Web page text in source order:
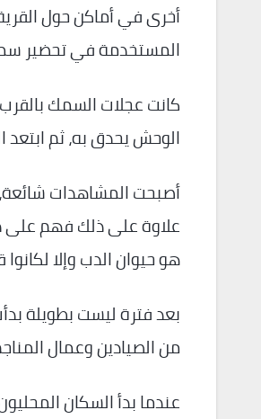
أخرى في أماكن حول
المستخدمة في تحضير
كانت عجلات السمك
الوحش يحدق به، ثم ابتعد
أصبحت المشاهدات شائعة،
علاوة على ذلك فهم على
هو حيوان الدب وإلا
بعد فترة ليست بطويلة
من الصيادين وعمال
عندما بدأ السكان